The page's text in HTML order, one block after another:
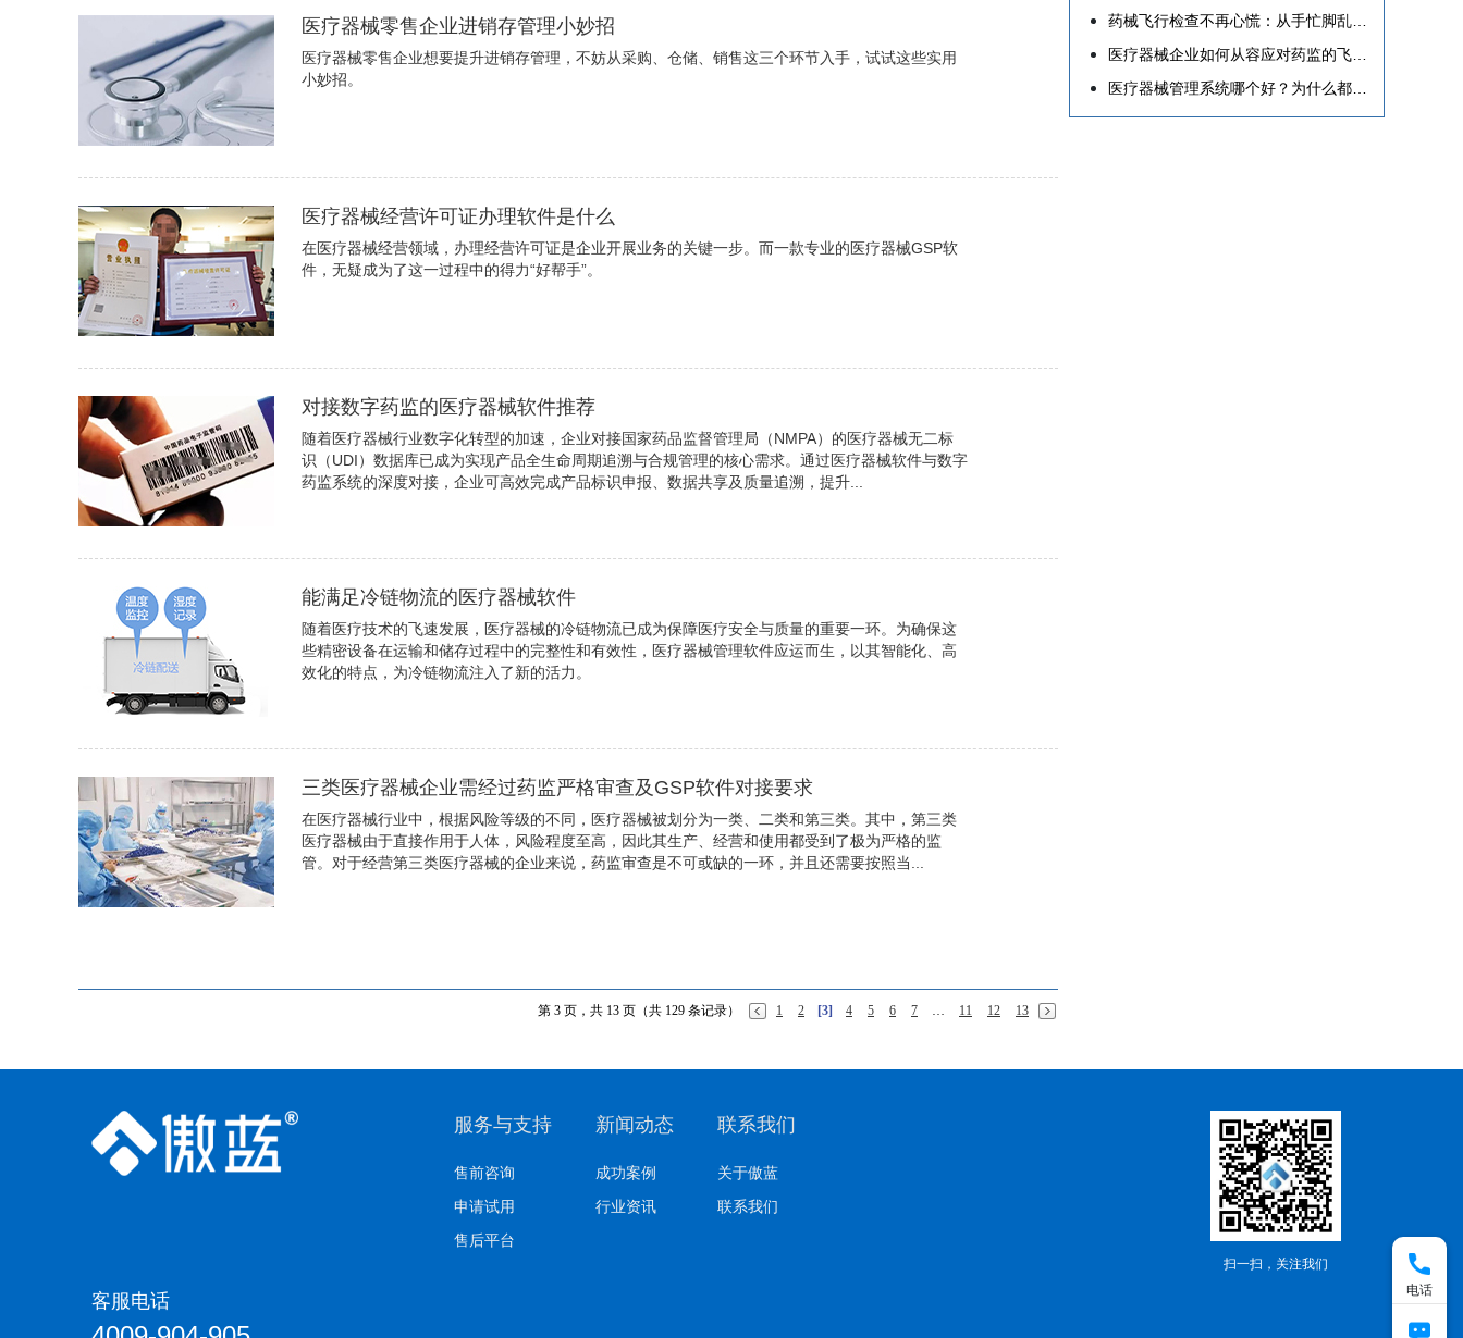
医疗器械零售企业进销存管理小妙招
医疗器械零售企业想要提升进销存管理，不妨从采购、仓储、销售这三个环节入手，试试这些实用
小妙招。
医疗器械经营许可证办理软件是什么
在医疗器械经营领域，办理经营许可证是企业开展业务的关键一步。而一款专业的医疗器械GSP软
件，无疑成为了这一过程中的得力“好帮手”。
对接数字药监的医疗器械软件推荐
随着医疗器械行业数字化转型的加速，企业对接国家药品监督管理局（NMPA）的医疗器械无二标
识（UDI）数据库已成为实现产品全生命周期追溯与合规管理的核心需求。通过医疗器械软件与数字
药监系统的深度对接，企业可高效完成产品标识申报、数据共享及质量追溯，提升...
能满足冷链物流的医疗器械软件
随着医疗技术的飞速发展，医疗器械的冷链物流已成为保障医疗安全与质量的重要一环。为确保这
些精密设备在运输和储存过程中的完整性和有效性，医疗器械管理软件应运而生，以其智能化、高
效化的特点，为冷链物流注入了新的活力。
三类医疗器械企业需经过药监严格审查及GSP软件对接要求
在医疗器械行业中，根据风险等级的不同，医疗器械被划分为一类、二类和第三类。其中，第三类
医疗器械由于直接作用于人体，风险程度至高，因此其生产、经营和使用都受到了极为严格的监
管。对于经营第三类医疗器械的企业来说，药监审查是不可或缺的一环，并且还需要按照当...
第 3 页，共 13 页（共 129 条记录） 1 2 [3] 4 5 6 7 … 11 12 13
电话
服务与支持
售前咨询
申请试用
售后平台
新闻动态
成功案例
行业资讯
联系我们
关于傲蓝
联系我们
扫一扫，关注我们
客服电话